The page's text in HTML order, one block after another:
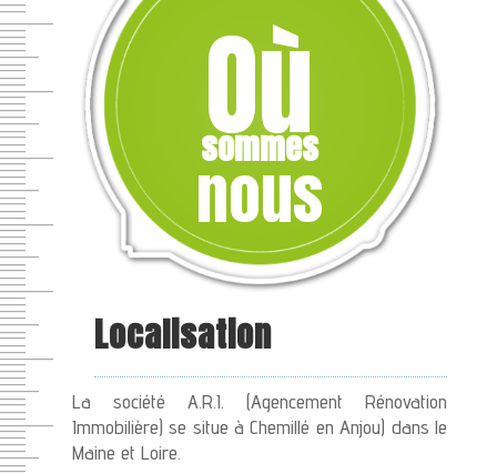
Où
sommes
nous
Localisation
La société A.R.I. (Agencement Rénovation
Immobilière) se situe à Chemillé en Anjou) dans le
Maine et Loire.